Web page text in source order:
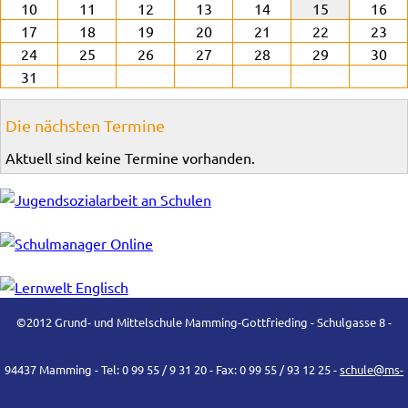
10
11 12 13 14 15
16
17
18 19 20 21 22
23
24
25 26 27 28 29
30
31
Die nächsten Termine
Aktuell sind keine Termine vorhanden.
©2012 Grund- und Mittelschule Mamming-Gottfrieding - Schulgasse 8 -
94437 Mamming - Tel: 0 99 55 / 9 31 20 - Fax: 0 99 55 / 93 12 25 -schule@ms-